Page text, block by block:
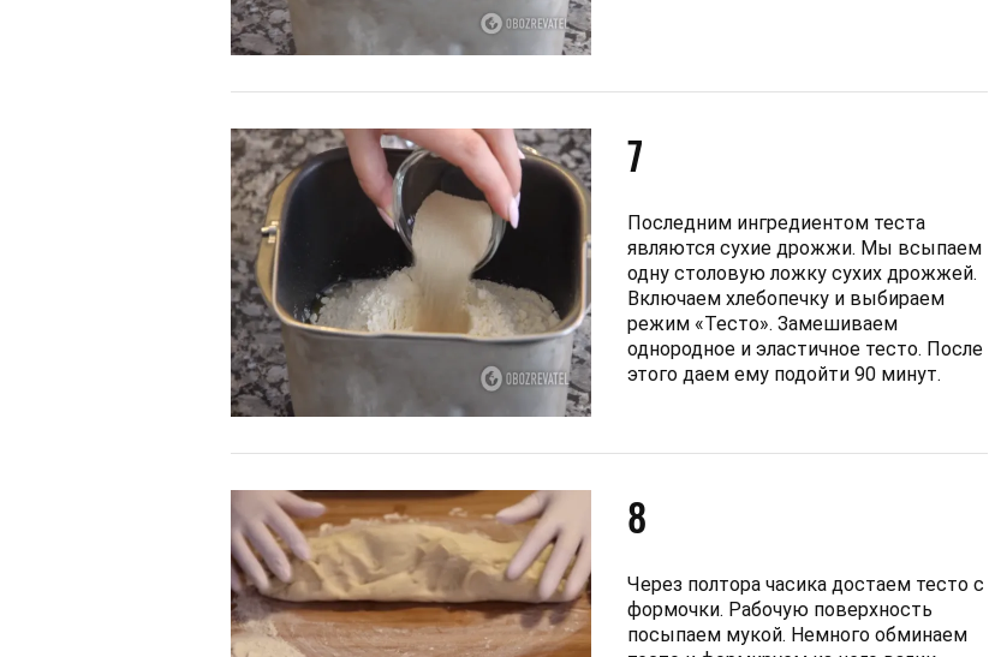
7
Последним ингредиентом теста
являются сухие дрожжи. Мы всыпаем
одну столовую ложку сухих дрожжей.
Включаем хлебопечку и выбираем
режим «Тесто». Замешиваем
однородное и эластичное тесто. После
этого даем ему подойти 90 минут.
8
Через полтора часика достаем тесто с
формочки. Рабочую поверхность
посыпаем мукой. Немного обминаем